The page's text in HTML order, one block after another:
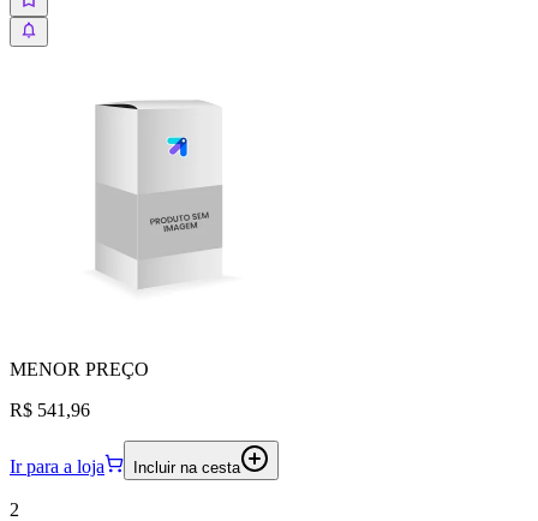
MENOR PREÇO
R$ 541,96
Ir para a loja Incluir na cesta
2